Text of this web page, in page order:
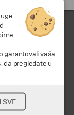
zadržava.
garantovali vaša
da pregledate u
SVE